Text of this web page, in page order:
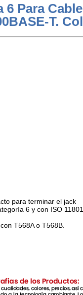
Para
T.
para terminar el jack
6 y con ISO
T568A o T568B.